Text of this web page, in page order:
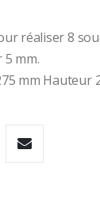
réaliser 8
mm.
mm Hauteur